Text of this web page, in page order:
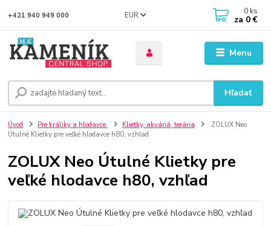
Menu
EUR
Hľadať
+421 940 949 000 0 ks
za 0 €
Úvod Pre králiky a hlodavce Klietky, akváriá, terária
ZOLUX Neo
Útulné Klietky pre veľké hlodavce h80, vzhľad
ZOLUX Neo Útulné Klietky pre
veľké hlodavce h80, vzhľad